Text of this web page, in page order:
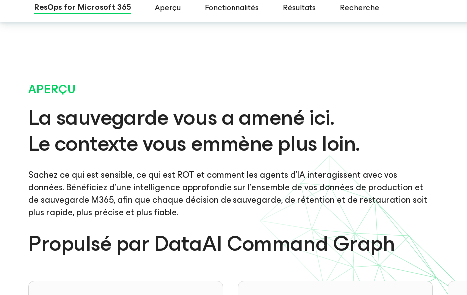
ResOps for Microsoft 365 Aperçu Fonctionnalités Résultats Recherche
APERÇU
La sauvegarde vous a amené ici.
Le contexte vous emmène plus loin.
Sachez ce qui est sensible, ce qui est ROT et comment les agents d’IA interagissent avec vos
données. Bénéficiez d’une intelligence approfondie sur l’ensemble de vos données de production et
de sauvegarde M365, afin que chaque décision de sauvegarde, de rétention et de restauration soit
plus rapide, plus précise et plus fiable.
Propulsé par DataAI Command Graph